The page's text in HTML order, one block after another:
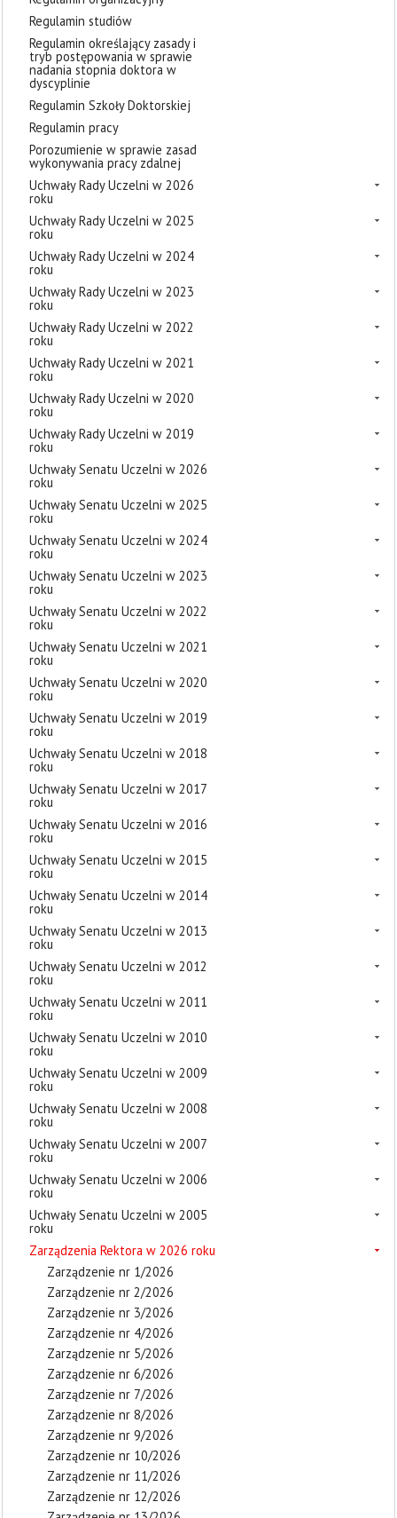
Regulamin studiów
Regulamin określający zasady i
tryb postępowania w sprawie
nadania stopnia doktora w
dyscyplinie
Regulamin Szkoły Doktorskiej
Regulamin pracy
Porozumienie w sprawie zasad
wykonywania pracy zdalnej
Uchwały Rady Uczelni w 2026
roku
Uchwały Rady Uczelni w 2025
roku
Uchwały Rady Uczelni w 2024
roku
Uchwały Rady Uczelni w 2023
roku
Uchwały Rady Uczelni w 2022
roku
Uchwały Rady Uczelni w 2021
roku
Uchwały Rady Uczelni w 2020
roku
Uchwały Rady Uczelni w 2019
roku
Uchwały Senatu Uczelni w 2026
roku
Uchwały Senatu Uczelni w 2025
roku
Uchwały Senatu Uczelni w 2024
roku
Uchwały Senatu Uczelni w 2023
roku
Uchwały Senatu Uczelni w 2022
roku
Uchwały Senatu Uczelni w 2021
roku
Uchwały Senatu Uczelni w 2020
roku
Uchwały Senatu Uczelni w 2019
roku
Uchwały Senatu Uczelni w 2018
roku
Uchwały Senatu Uczelni w 2017
roku
Uchwały Senatu Uczelni w 2016
roku
Uchwały Senatu Uczelni w 2015
roku
Uchwały Senatu Uczelni w 2014
roku
Uchwały Senatu Uczelni w 2013
roku
Uchwały Senatu Uczelni w 2012
roku
Uchwały Senatu Uczelni w 2011
roku
Uchwały Senatu Uczelni w 2010
roku
Uchwały Senatu Uczelni w 2009
roku
Uchwały Senatu Uczelni w 2008
roku
Uchwały Senatu Uczelni w 2007
roku
Uchwały Senatu Uczelni w 2006
roku
Uchwały Senatu Uczelni w 2005
roku
Zarządzenia Rektora w 2026 roku
Zarządzenie nr 1/2026
Zarządzenie nr 2/2026
Zarządzenie nr 3/2026
Zarządzenie nr 4/2026
Zarządzenie nr 5/2026
Zarządzenie nr 6/2026
Zarządzenie nr 7/2026
Zarządzenie nr 8/2026
Zarządzenie nr 9/2026
Zarządzenie nr 10/2026
Zarządzenie nr 11/2026
Zarządzenie nr 12/2026